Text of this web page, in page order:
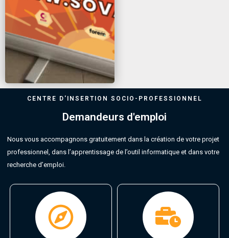
CENTRE D'INSERTION SOCIO-PROFESSIONNEL
Demandeurs d'emploi
Nous vous accompagnons gratuitement dans la création de votre projet
professionnel, dans l’apprentissage de l’outil informatique et dans votre
recherche d’emploi.